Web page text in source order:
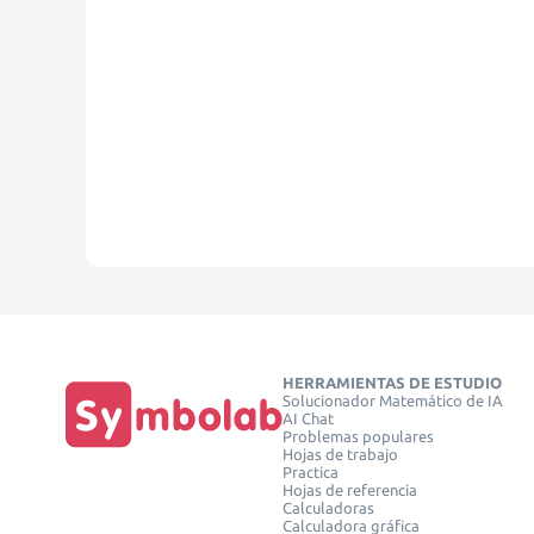
HERRAMIENTAS DE ESTUDIO
Solucionador Matemático de IA
AI Chat
Problemas populares
Hojas de trabajo
Practica
Hojas de referencia
Calculadoras
Calculadora gráfica